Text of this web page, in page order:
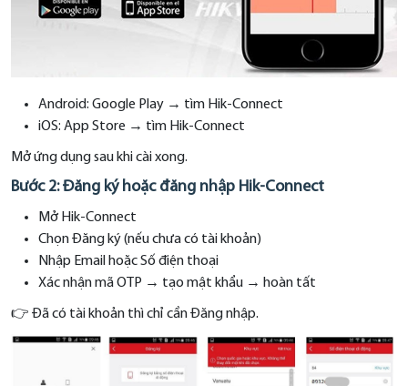
Android: Google Play → tìm Hik-Connect
iOS: App Store → tìm Hik-Connect
Mở ứng dụng sau khi cài xong.
Bước 2: Đăng ký hoặc đăng nhập Hik-Connect
Mở Hik-Connect
Chọn Đăng ký (nếu chưa có tài khoản)
Nhập Email hoặc Số điện thoại
Xác nhận mã OTP → tạo mật khẩu → hoàn tất
👉 Đã có tài khoản thì chỉ cần Đăng nhập.